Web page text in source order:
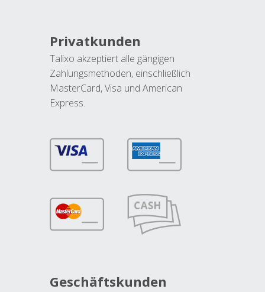
Privatkunden
Talixo akzeptiert alle gängigen
Zahlungsmethoden, einschließlich
MasterCard, Visa und American
Express.
Geschäftskunden